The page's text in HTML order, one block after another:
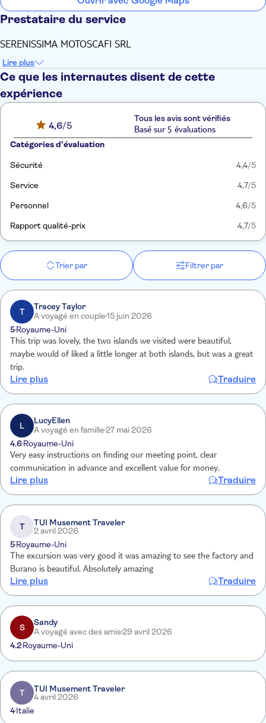
Prestataire du service
SERENISSIMA MOTOSCAFI SRL
Lire plus
Ce que les internautes disent de cette
expérience
4,6/5
Tous les avis sont vérifiés
Basé sur 5 évaluations
Catégories d'évaluation
Sécurité 4,4/5
Service 4,7/5
Personnel 4,6/5
Rapport qualité-prix 4,7/5
Trier par Filtrer par
T
Tracey Taylor
A voyagé en couple15 juin 2026
5Royaume-Uni
This trip was lovely, the two islands we visited were beautiful,
maybe would of liked a little longer at both islands, but was a great
trip.
Lire plus Traduire
L
LucyEllen
A voyagé en famille27 mai 2026
4.6Royaume-Uni
Very easy instructions on finding our meeting point, clear
communication in advance and excellent value for money.
Lire plus Traduire
T
TUI Musement Traveler
2 avril 2026
5Royaume-Uni
The excursion was very good it was amazing to see the factory and
Burano is beautiful. Absolutely amazing
Lire plus Traduire
S
Sandy
A voyagé avec des amis29 avril 2026
4.2Royaume-Uni
T
TUI Musement Traveler
4 avril 2026
4Italie